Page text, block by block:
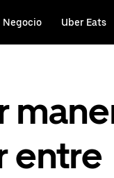
Negocio Uber Eats
entre